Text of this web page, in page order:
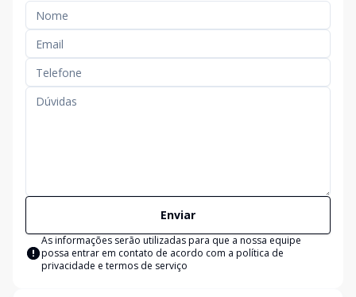
Enviar
As informações serão utilizadas para que a nossa equipe
possa entrar em contato de acordo com a política de
privacidade e termos de serviço